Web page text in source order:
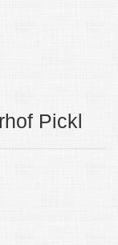
Pickl